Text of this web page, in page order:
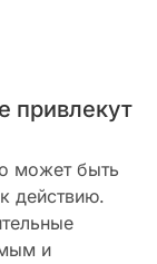
привлекут
может быть
действию.
и